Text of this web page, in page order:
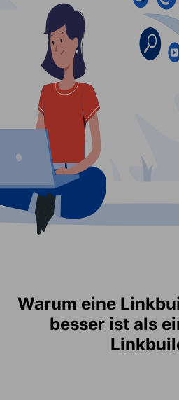
Warum eine
besser ist als